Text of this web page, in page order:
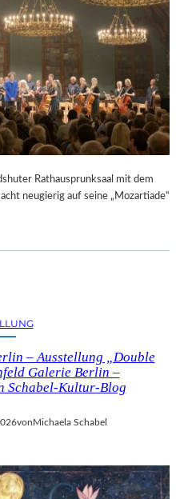
Rathausprunksaal mit dem
neugierig auf seine „Mozartiade“
– Ausstellung „Double
Galerie Berlin –
Schabel-Kultur-Blog
vonMichaela Schabel